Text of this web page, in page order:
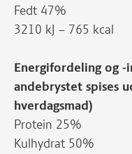
Fedt 47%
3210 kJ – 765 kcal
Energifordeling og
andebrystet spises
hverdagsmad)
Protein 25%
Kulhydrat 50%